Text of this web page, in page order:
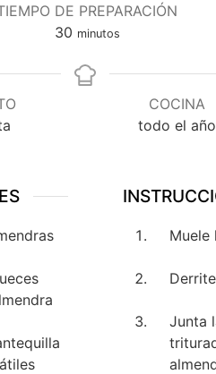
DE PREPARACIÓN
30minutos
minutos
COCINA
todo el año
Muele
Junta